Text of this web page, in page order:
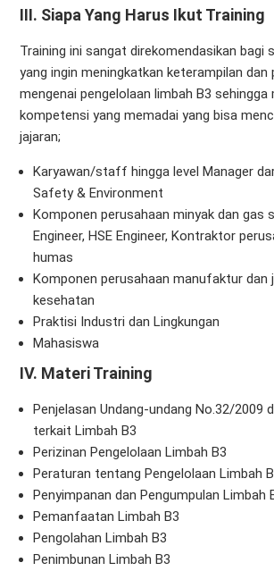
III. Siapa Yang Harus Ikut Training
Training ini sangat direkomendasikan bagi
yang ingin meningkatkan keterampilan dan
mengenai pengelolaan limbah B3 sehingga
kompetensi yang memadai yang bisa
jajaran;
Karyawan/staff hingga level Manager
Safety & Environment
Komponen perusahaan minyak dan gas
Engineer, HSE Engineer, Kontraktor
humas
Komponen perusahaan manufaktur dan
kesehatan
Praktisi Industri dan Lingkungan
Mahasiswa
IV. Materi Training
Penjelasan Undang-undang No.32/2009
terkait Limbah B3
Perizinan Pengelolaan Limbah B3
Peraturan tentang Pengelolaan Limbah
Penyimpanan dan Pengumpulan Limbah
Pemanfaatan Limbah B3
Pengolahan Limbah B3
Penimbunan Limbah B3